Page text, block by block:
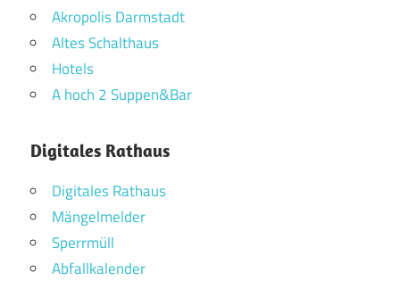
Akropolis Darmstadt
Altes Schalthaus
Hotels
A hoch 2 Suppen&Bar
Digitales Rathaus
Digitales Rathaus
Mängelmelder
Sperrmüll
Abfallkalender